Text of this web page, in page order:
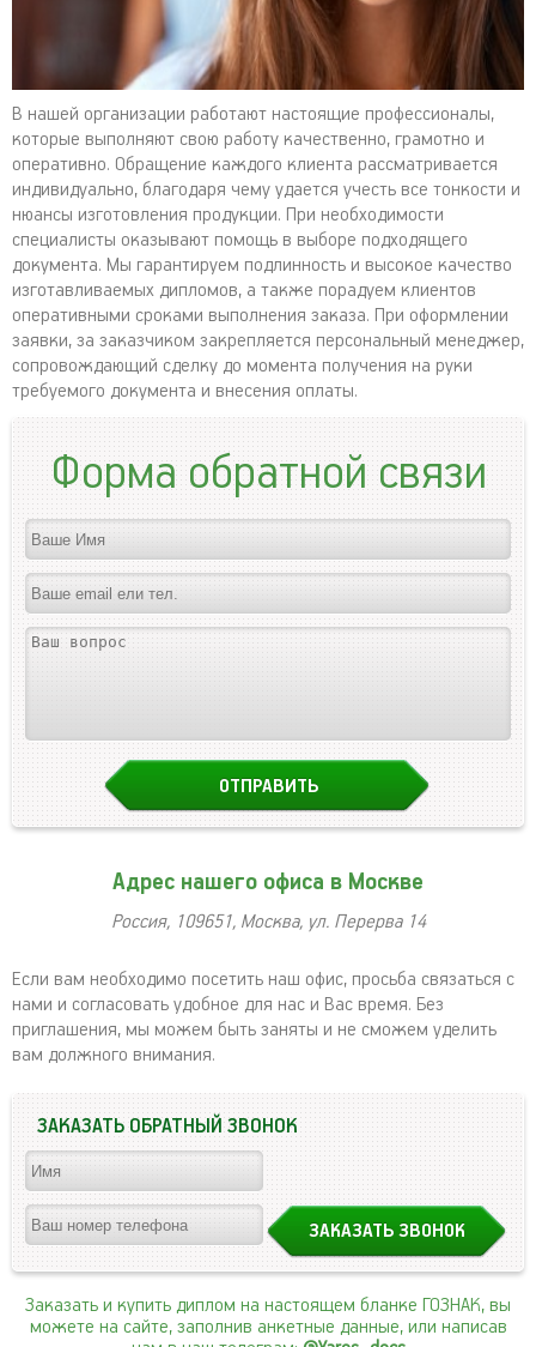
В нашей организации работают настоящие профессионалы,
которые выполняют свою работу качественно, грамотно и
оперативно. Обращение каждого клиента рассматривается
индивидуально, благодаря чему удается учесть все тонкости и
нюансы изготовления продукции. При необходимости
специалисты оказывают помощь в выборе подходящего
документа. Мы гарантируем подлинность и высокое качество
изготавливаемых дипломов, а также порадуем клиентов
оперативными сроками выполнения заказа. При оформлении
заявки, за заказчиком закрепляется персональный менеджер,
сопровождающий сделку до момента получения на руки
требуемого документа и внесения оплаты.
Форма обратной связи
Адрес нашего офиса в Москве
Россия, 109651, Москва, ул. Перерва 14
Если вам необходимо посетить наш офис, просьба связаться с
нами и согласовать удобное для нас и Вас время. Без
приглашения, мы можем быть заняты и не сможем уделить
вам должного внимания.
ЗАКАЗАТЬ ОБРАТНЫЙ ЗВОНОК
Заказать и купить диплом на настоящем бланке ГОЗНАК, вы
можете на сайте, заполнив анкетные данные, или написав